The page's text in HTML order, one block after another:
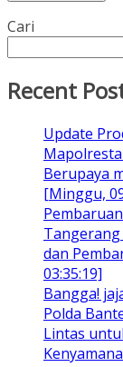
Cari
Recent
Update
Berupaya
[Minggu,
dan
03:35:19]
Bangga!
Polda
Lintas